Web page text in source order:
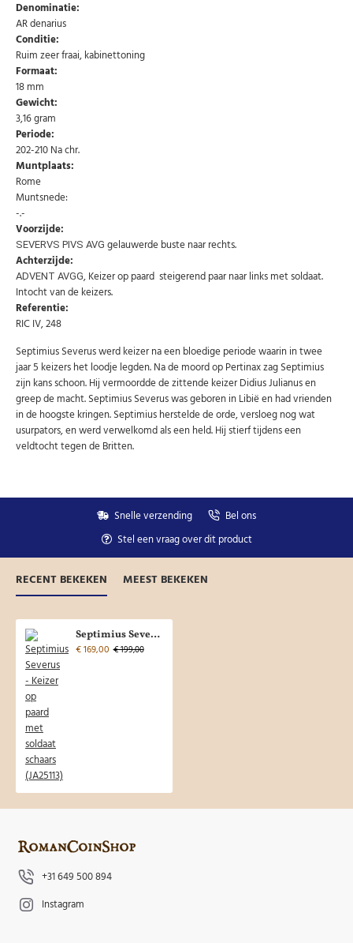
Abonneer u op onze nieuwsbrief
email
AANMELDEN
U kunt zich op elk moment weer afmelden via de nieuwsbrief.
Denominatie:
AR denarius
Conditie:
Ruim zeer fraai, kabinettoning
Formaat:
18 mm
Gewicht:
3,16 gram
Periode:
202-210 Na chr.
Muntplaats:
Rome
Muntsnede:
-.-
Voorzijde:
SEVERVS PIVS AVG gelauwerde buste naar rechts.
Achterzijde:
ADVENT AVGG, Keizer op paard steigerend paar naar links met soldaat.
Intocht van de keizers.
Referentie:
RIC IV, 248
Septimius Severus werd keizer na een bloedige periode waarin in twee
jaar 5 keizers het loodje legden. Na de moord op Pertinax zag Septimius
zijn kans schoon. Hij vermoordde de zittende keizer Didius Julianus en
greep de macht. Septimius Severus was geboren in Libië en had vrienden
in de hoogste kringen. Septimius herstelde de orde, versloeg nog wat
usurpators, en werd verwelkomd als een held. Hij stierf tijdens een
veldtocht tegen de Britten.
Snelle verzending
Bel ons
Stel een vraag over dit product
RECENT BEKEKEN MEEST BEKEKEN
Septimius Severus - Keizer op paard met soldaat schaars (JA25113)
€ 169,00 € 199,00
+31 649 500 894
Instagram